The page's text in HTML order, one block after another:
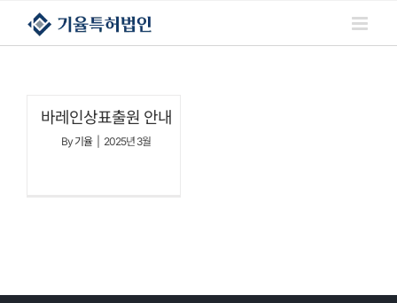
콘텐츠로
건너뛰기
바레인상표출원 안내
By기율 2025년 3월